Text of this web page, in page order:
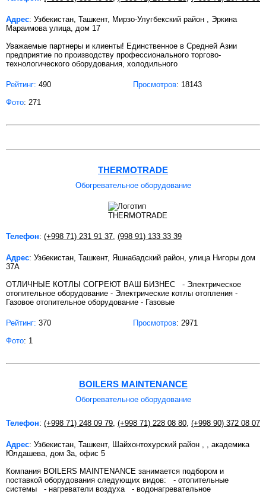
Адрес: Узбекистан, Ташкент, Мирзо-Улугбекский район , Эркина
Мараимова улица, дом 17
Уважаемые партнеры и клиенты! Единственное в Средней Азии
предприятие по производству профессионального торгово-
технологического оборудования, холодильного
Рейтинг: 490 Просмотров: 18143
Фото: 271
THERMOTRADE
Обогревательное оборудование
Телефон: (+998 71) 231 91 37 (998 91) 133 33 39
Адрес: Узбекистан, Ташкент, Яшнабадский район, улица Нигоры дом
37А
ОТЛИЧНЫЕ КОТЛЫ СОГРЕЮТ ВАШ БИЗНЕС - Электрическое
отопительное оборудование - Электрические котлы отопления -
Газовое отопительное оборудование - Газовые
Рейтинг: 370 Просмотров: 2971
Фото: 1
BOILERS MAINTENANCE
Обогревательное оборудование
Телефон: (+998 71) 248 09 79 (+998 71) 228 08 80 (+998 90) 372 08 07
Адрес: Узбекистан, Ташкент, Шайхонтохурский район , , академика
Юлдашева, дом 3а, офис 5
Компания BOILERS MAINTENANCE занимается подбором и
поставкой оборудования следующих видов: - отопительные
системы - нагреватели воздуха - водонагревательное